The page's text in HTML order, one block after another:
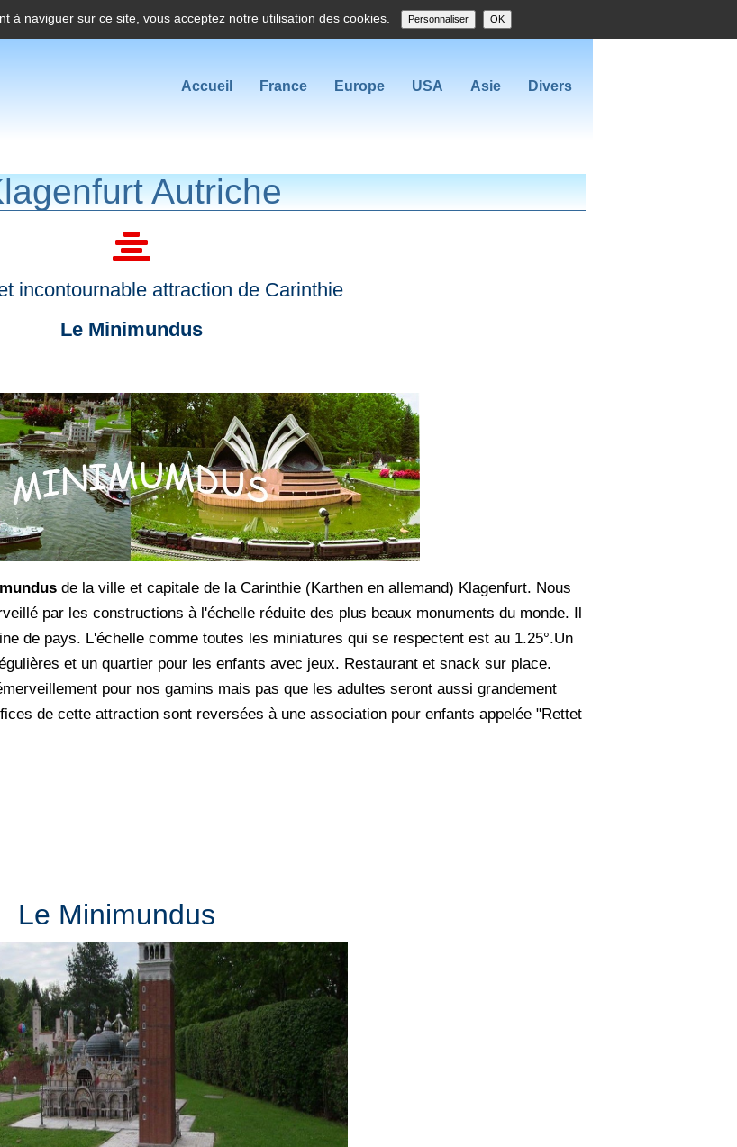
à naviguer sur ce site, vous acceptez notre utilisation des cookies. Personnaliser OK
Accueil France Europe USA Asie Divers
Autriche
incontournable attraction de Carinthie
Le Minimundus
de la ville et capitale de la Carinthie (Karthen en allemand) Klagenfurt. Nous
par les constructions à l'échelle réduite des plus beaux monuments du monde. Il
de pays. L'échelle comme toutes les miniatures qui se respectent est au 1.25°.Un
et un quartier pour les enfants avec jeux. Restaurant et snack sur place.
pour nos gamins mais pas que les adultes seront aussi grandement
de cette attraction sont reversées à une association pour enfants appelée "Rettet
Le Minimundus